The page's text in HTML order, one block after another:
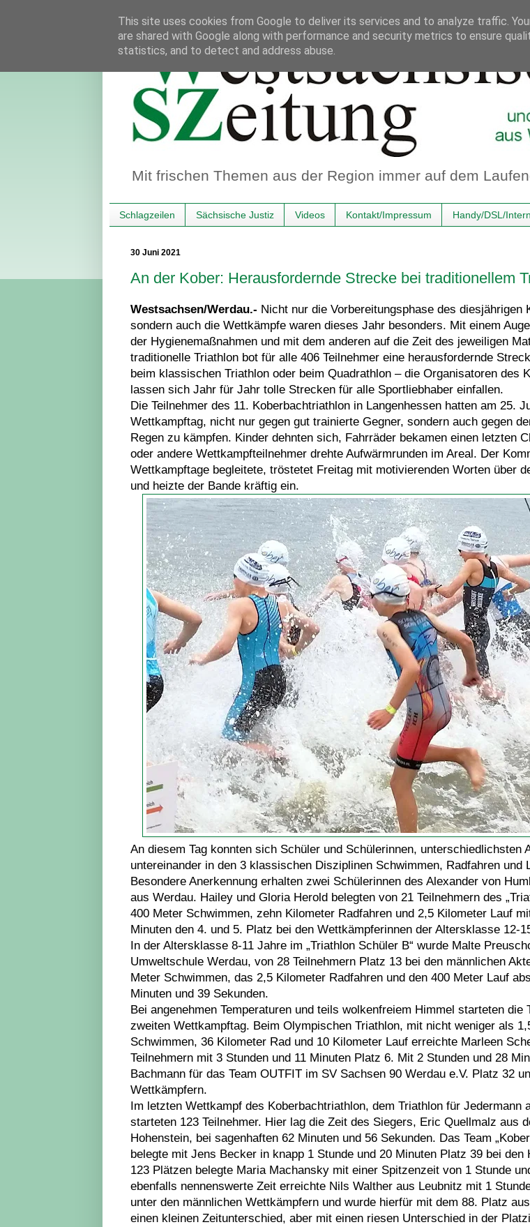
Mit frischen Themen aus der Region immer auf dem
Schlagzeilen Sächsische Justiz Videos Kontakt/Impressum Handy/DSL/
30 Juni 2021
An der Kober: Herausfordernde Strecke bei traditionellem
Westsachsen/Werdau.- Nicht nur die Vorbereitungsphase des diesjährigen
sondern auch die Wettkämpfe waren dieses Jahr besonders. Mit einem
der Hygienemaßnahmen und mit dem anderen auf die Zeit des jeweiligen
traditionelle Triathlon bot für alle 406 Teilnehmer eine herausfordernde
beim klassischen Triathlon oder beim Quadrathlon – die Organisatoren des
lassen sich Jahr für Jahr tolle Strecken für alle Sportliebhaber einfallen.
Die Teilnehmer des 11. Koberbachtriathlon in Langenhessen hatten am 25.
Wettkampftag, nicht nur gegen gut trainierte Gegner, sondern auch gegen
Regen zu kämpfen. Kinder dehnten sich, Fahrräder bekamen einen letzten
oder andere Wettkampfteilnehmer drehte Aufwärmrunden im Areal. Der
Wettkampftage begleitete, tröstetet Freitag mit motivierenden Worten über
und heizte der Bande kräftig ein.
An diesem Tag konnten sich Schüler und Schülerinnen, unterschiedlichsten
untereinander in den 3 klassischen Disziplinen Schwimmen, Radfahren und
Besondere Anerkennung erhalten zwei Schülerinnen des Alexander von
aus Werdau. Hailey und Gloria Herold belegten von 21 Teilnehmern des
400 Meter Schwimmen, zehn Kilometer Radfahren und 2,5 Kilometer Lauf
Minuten den 4. und 5. Platz bei den Wettkämpferinnen der Altersklasse 12-
In der Altersklasse 8-11 Jahre im „Triathlon Schüler B“ wurde Malte
Umweltschule Werdau, von 28 Teilnehmern Platz 13 bei den männlichen
Meter Schwimmen, das 2,5 Kilometer Radfahren und den 400 Meter Lauf
Minuten und 39 Sekunden.
Bei angenehmen Temperaturen und teils wolkenfreiem Himmel starteten die
zweiten Wettkampftag. Beim Olympischen Triathlon, mit nicht weniger als
Schwimmen, 36 Kilometer Rad und 10 Kilometer Lauf erreichte Marleen
Teilnehmern mit 3 Stunden und 11 Minuten Platz 6. Mit 2 Stunden und 28
Bachmann für das Team OUTFIT im SV Sachsen 90 Werdau e.V. Platz 32
Wettkämpfern.
Im letzten Wettkampf des Koberbachtriathlon, dem Triathlon für Jedermann
starteten 123 Teilnehmer. Hier lag die Zeit des Siegers, Eric Quellmalz aus
Hohenstein, bei sagenhaften 62 Minuten und 56 Sekunden. Das Team
belegte mit Jens Becker in knapp 1 Stunde und 20 Minuten Platz 39 bei den
123 Plätzen belegte Maria Machansky mit einer Spitzenzeit von 1 Stunde
ebenfalls nennenswerte Zeit erreichte Nils Walther aus Leubnitz mit 1
unter den männlichen Wettkämpfern und wurde hierfür mit dem 88. Platz
einen kleinen Zeitunterschied, aber mit einen riesen Unterschied in der
This site uses cookies from Google to deliver its services and to analyze traffic.
are shared with Google along with performance and security metrics to ensure
statistics, and to detect and address abuse.